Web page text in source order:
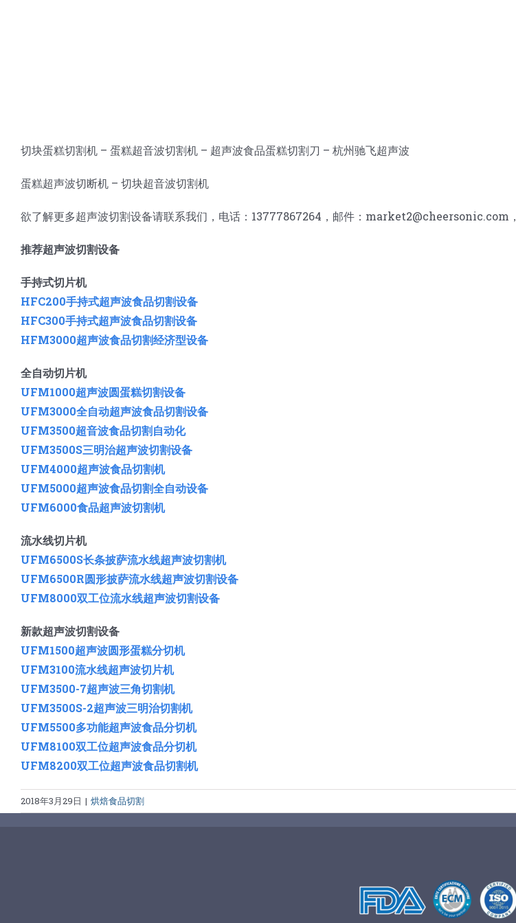
切块蛋糕切割机 – 蛋糕超音波切割机 – 超声波食品蛋糕切割刀 – 杭州驰飞超声波
蛋糕超声波切断机 – 切块超音波切割机
欲了解更多超声波切割设备请联系我们，电话：13777867264，邮件：market2@cheersonic.com，
推荐超声波切割设备
手持式切片机
HFC200手持式超声波食品切割设备
HFC300手持式超声波食品切割设备
HFM3000超声波食品切割经济型设备
全自动切片机
UFM1000超声波圆蛋糕切割设备
UFM3000全自动超声波食品切割设备
UFM3500超音波食品切割自动化
UFM3500S三明治超声波切割设备
UFM4000超声波食品切割机
UFM5000超声波食品切割全自动设备
UFM6000食品超声波切割机
流水线切片机
UFM6500S长条披萨流水线超声波切割机
UFM6500R圆形披萨流水线超声波切割设备
UFM8000双工位流水线超声波切割设备
新款超声波切割设备
UFM1500超声波圆形蛋糕分切机
UFM3100流水线超声波切片机
UFM3500-7超声波三角切割机
UFM3500S-2超声波三明治切割机
UFM5500多功能超声波食品分切机
UFM8100双工位超声波食品分切机
UFM8200双工位超声波食品切割机
2018年3月29日 | 烘焙食品切割